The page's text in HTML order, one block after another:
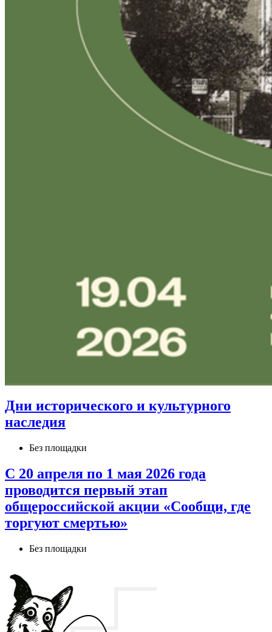
Дни исторического и культурного
наследия
Без площадки
С 20 апреля по 1 мая 2026 года
проводится первый этап
общероссийской акции «Сообщи, где
торгуют смертью»
Без площадки